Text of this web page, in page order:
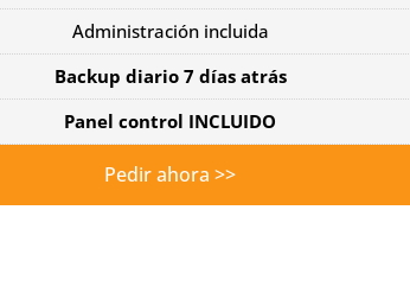
Administración incluida
Backup diario 7 días atrás
Panel control INCLUIDO
Pedir ahora >>